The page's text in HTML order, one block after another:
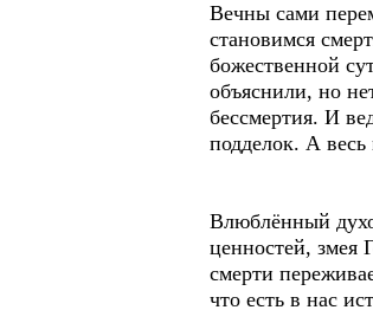
Вечны сами
становимся
божественной
объяснили, но
бессмертия. И
подделок. А
Влюблённый
ценностей, змея
смерти
что есть в нас